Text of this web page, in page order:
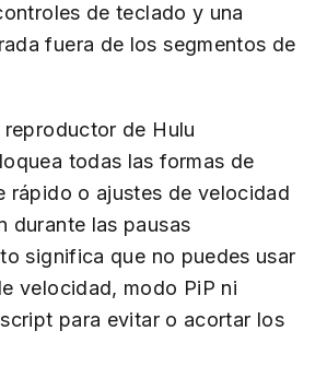
de teclado y una
fuera de los segmentos de
de Hulu
todas las formas de
rápido o ajustes de velocidad
durante las pausas
significa que no puedes usar
velocidad, modo PiP ni
para evitar o acortar los